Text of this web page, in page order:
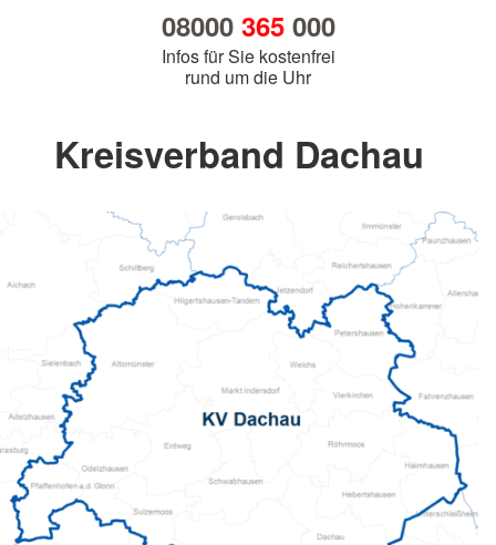
08000 365000
Infos für Sie kostenfrei
rund um die Uhr
Kreisverband Dachau